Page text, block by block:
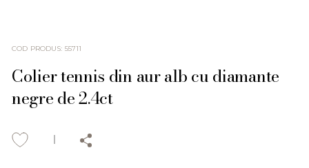
COD PRODUS: 55711
Colier tennis din aur alb cu diamante
negre de 2.4ct